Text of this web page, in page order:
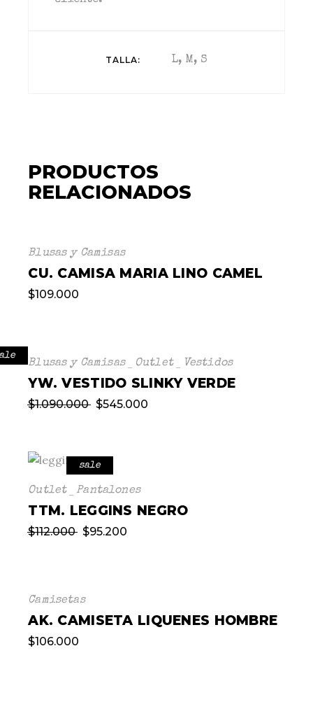
TALLA L, M, S
PRODUCTOS
RELACIONADOS
Blusas y Camisas
CU. CAMISA MARIA LINO CAMEL
$109.000
Blusas y Camisas Outlet Vestidos
YW. VESTIDO SLINKY VERDE
$1.090.000 $545.000
sale
Outlet Pantalones
TTM. LEGGINS NEGRO
$112.000 $95.200
Camisetas
AK. CAMISETA LIQUENES HOMBRE
$106.000